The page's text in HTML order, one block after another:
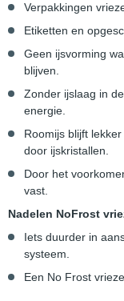
Verpakkingen
Etiketten en
Geen ijsvorming
blijven.
Zonder ijslaag in
energie.
Roomijs blijft
door ijskristallen.
Door het
vast.
Nadelen NoFrost
Iets duurder in
systeem.
Een No Frost